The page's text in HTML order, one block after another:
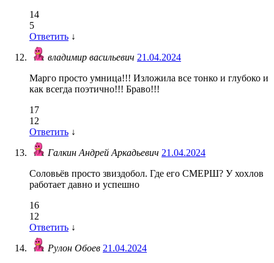
14
5
Ответить ↓
владимир васильевич 21.04.2024
Марго просто умница!!! Изложила все тонко и глубоко и
как всегда поэтично!!! Браво!!!
17
12
Ответить ↓
Галкин Андрей Аркадьевич 21.04.2024
Соловьёв просто звиздобол. Где его СМЕРШ? У хохлов
работает давно и успешно
16
12
Ответить ↓
Рулон Обоев 21.04.2024